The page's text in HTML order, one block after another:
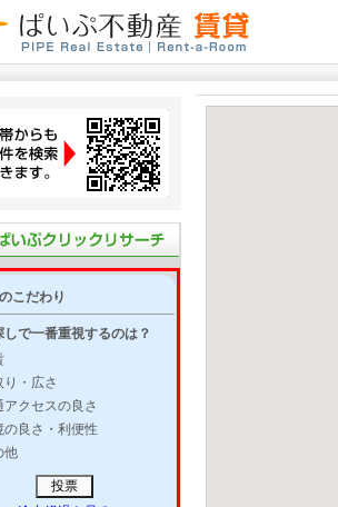
こだわり
しで一番重視するのは？
り・広さ
アクセスの良さ
の良さ・利便性
他